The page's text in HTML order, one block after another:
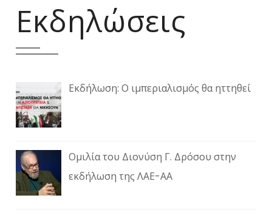
Εκδηλώσεις
Εκδήλωση: Ο ιμπεριαλισμός θα ηττηθεί
Ομιλία του Διονύση Γ. Δρόσου στην
εκδήλωση της ΛΑΕ-ΑΑ